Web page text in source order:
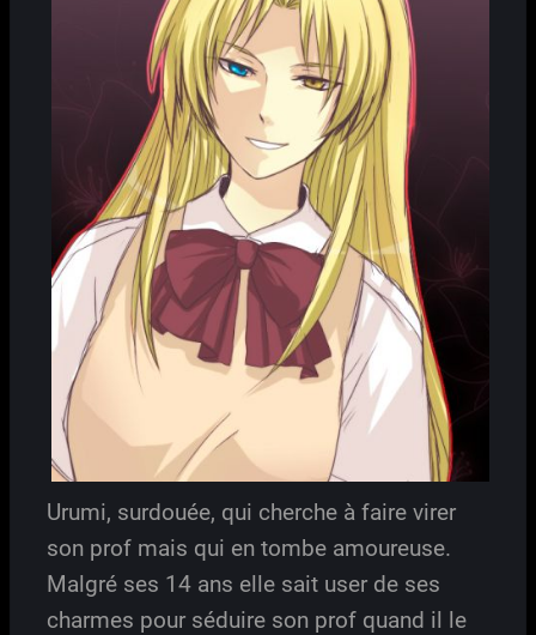
Urumi, surdouée, qui cherche à faire virer
son prof mais qui en tombe amoureuse.
Malgré ses 14 ans elle sait user de ses
charmes pour séduire son prof quand il le